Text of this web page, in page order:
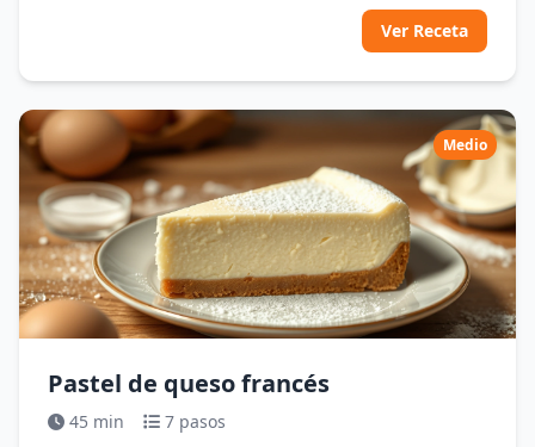
Ver Receta
Medio
Pastel de queso francés
45 min
7 pasos